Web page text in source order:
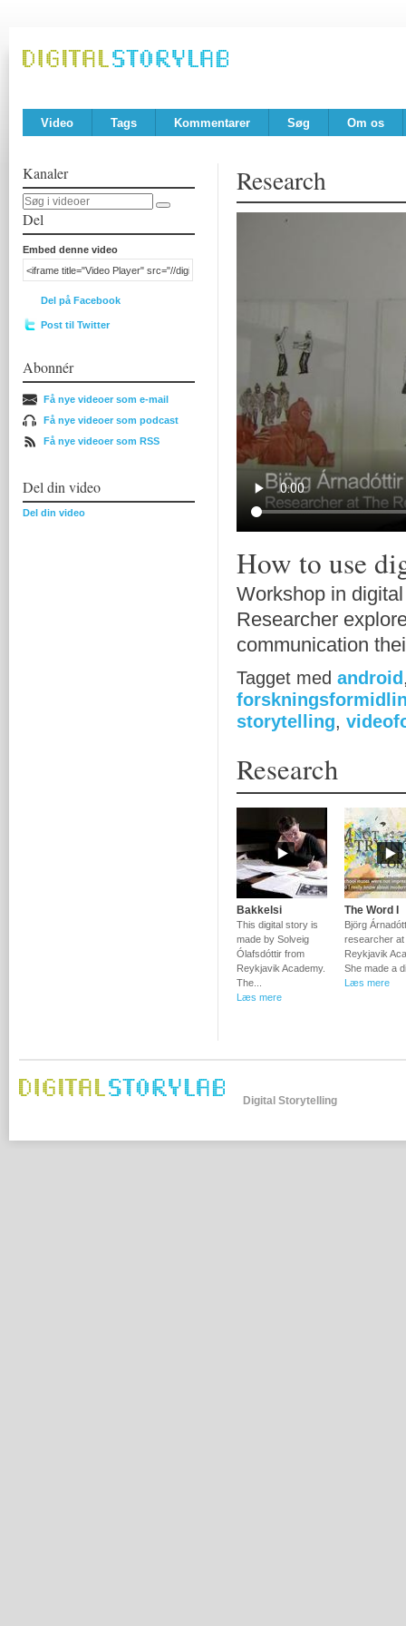
Video Tags Kommentarer Søg Om os
Kanaler
Del
Embed denne video
Del på Facebook
Post til Twitter
Abonnér
Få nye videoer som e-mail
Få nye videoer som podcast
Få nye videoer som RSS
Del din video
Del din video
Research
How to use
Workshop in
Researcher
communication
Tagget med android
storytelling,
Research
Bakkelsi
This digital story is
made by Solveig
Ólafsdóttir from
Reykjavik Academy.
The...
Læs mere
The Word I
Björg
researcher at
Reykjavik
She made a
Læs mere
Digital Storytelling